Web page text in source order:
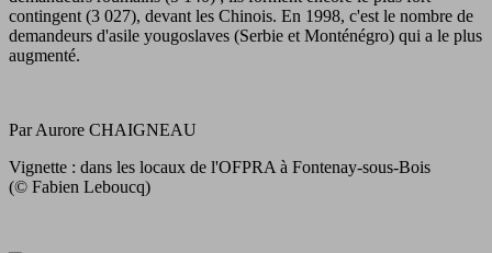
contingent (3 027), devant les Chinois. En 1998, c'est le nombre de
demandeurs d'asile yougoslaves (Serbie et Monténégro) qui a le plus
augmenté.
Par Aurore CHAIGNEAU
Vignette : dans les locaux de l'OFPRA à Fontenay-sous-Bois
(© Fabien Leboucq)